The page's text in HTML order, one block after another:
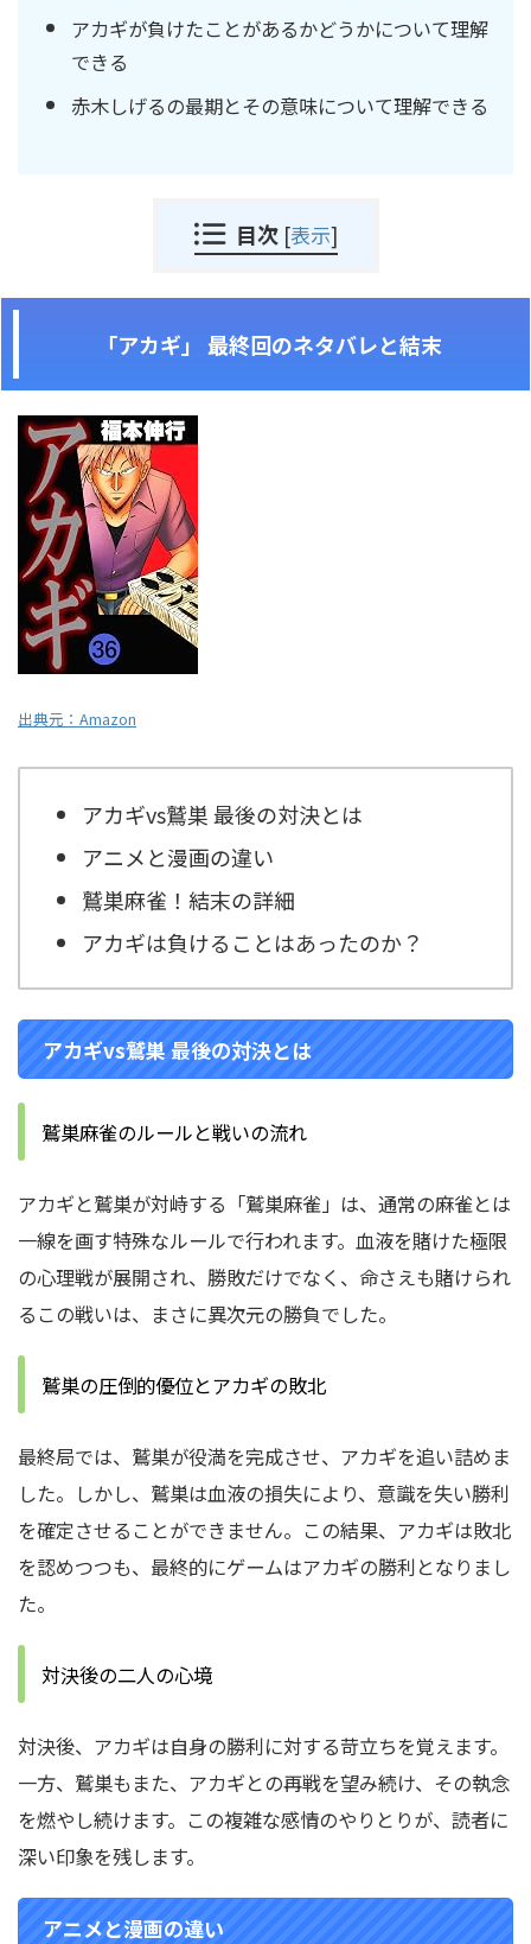
アカギが負けたことがあるかどうかについて理解
できる
赤木しげるの最期とその意味について理解できる
目次 [表示]
「アカギ」 最終回のネタバレと結末
出典元：Amazon
アカギvs鷲巣 最後の対決とは
アニメと漫画の違い
鷲巣麻雀！結末の詳細
アカギは負けることはあったのか？
アカギvs鷲巣 最後の対決とは
鷲巣麻雀のルールと戦いの流れ
アカギと鷲巣が対峙する「鷲巣麻雀」は、通常の麻雀とは
一線を画す特殊なルールで行われます。血液を賭けた極限
の心理戦が展開され、勝敗だけでなく、命さえも賭けられ
るこの戦いは、まさに異次元の勝負でした。
鷲巣の圧倒的優位とアカギの敗北
最終局では、鷲巣が役満を完成させ、アカギを追い詰めま
した。しかし、鷲巣は血液の損失により、意識を失い勝利
を確定させることができません。この結果、アカギは敗北
を認めつつも、最終的にゲームはアカギの勝利となりまし
た。
対決後の二人の心境
対決後、アカギは自身の勝利に対する苛立ちを覚えます。
一方、鷲巣もまた、アカギとの再戦を望み続け、その執念
を燃やし続けます。この複雑な感情のやりとりが、読者に
深い印象を残します。
アニメと漫画の違い